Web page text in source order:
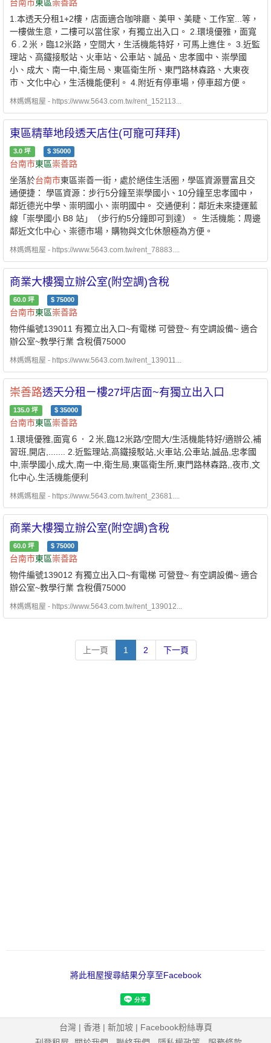
台南市東區崇善路
1.本透天分租1+2樓，店面適合咖啡廳、美甲、美睫、工作室...等，
一樓做生意，二樓可以當住家，有獨立出入口。 2.環境優雅，面寬
６.２米，臨12米路，空間大，生活機能特好，可馬上進住。 3.近監
理站、高鐵接駁站、火車站、公車站、誠品、忠孝國中、崇學國
小、成大、南一中,衛生局、東區衛生所、東門路林森路、大東夜
市、文化中心，生活機能便利。 4.附近有停車場，停車超方便。
林媽媽租屋 - https://www.5643.com.tw/rent_152113...
東區精華地段透天店住(可寵可拜拜)
3.0 坪 $ 35000
台南市東區崇善路
坐落於台南市東區崇善一街，處於絕佳生活圈，學區資源豐富且交
通便捷： 學區資源：步行5分鐘至崇學國小、10分鐘至忠孝國中，
鄰近德光中學、崇明國小、崇明國中。 交通便利：鄰近未來捷運藍
線「崇學國小 B8 站」（步行約5分鐘即可到達）。 生活機能：周邊
鄰近文化中心、崇德市場，購物與文化休憩極為方便。
林媽媽租屋 - https://www.5643.com.tw/rent_78883....
商業大樓獨立辦公室(附空調)含稅
60.0 坪 $ 75000
台南市東區崇善路
物件編號139011 有獨立出入口~有電梯 可營登~ 有空調設備~ 適合
辦公室~教學行業 含稅價75000
林媽媽租屋 - https://www.5643.com.tw/rent_139011...
崇善路透天分租ㄧ樓27坪店面~有獨立出入口
135.0 坪 $ 35000
台南市東區崇善路
1.環境優雅,面寬６．２米,臨12米路/空間大/生活機能特好/適辦公,補
習班,開店,....... 2.近監理站,高鐵接駁站,火車站,公車站,誠品,忠孝國
中,崇學國小,成大,南一中,衛生局,東區衛生所,東門路林森路,,夜市,文
化中心.生活機能便利
林媽媽租屋 - https://www.5643.com.tw/rent_23681....
商業大樓獨立辦公室(附空調)含稅
60.0 坪 $ 75000
台南市東區崇善路
物件編號139012 有獨立出入口~有電梯 可營登~ 有空調設備~ 適合
辦公室~教學行業 含稅價75000
林媽媽租屋 - https://www.5643.com.tw/rent_139012...
上一頁 1 2 下一頁
將此租屋搜尋結果分享至Facebook
台灣| 香港| 新加坡| Facebook粉絲專頁